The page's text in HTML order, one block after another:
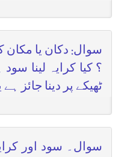
سوال: دکان یا مکان
؟ کیا کرایہ لینا
ٹھیکے پر دینا جائز ہے
سوال۔ سود اور